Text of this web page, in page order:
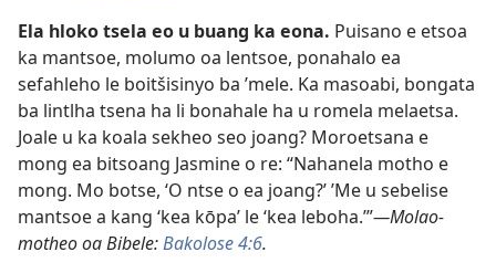
Ela hloko tsela eo u buang ka eona. Puisano e etsoa
ka mantsoe, molumo oa lentsoe, ponahalo ea
sefahleho le boitšisinyo ba ’mele. Ka masoabi, bongata
ba lintlha tsena ha li bonahale ha u romela melaetsa.
Joale u ka koala sekheo seo joang? Moroetsana e
mong ea bitsoang Jasmine o re: “Nahanela motho e
mong. Mo botse, ‘O ntse o ea joang?’ ’Me u sebelise
mantsoe a kang ‘kea kōpa’ le ‘kea leboha.’”—Molao-
motheo oa Bibele:Bakolose 4:6.